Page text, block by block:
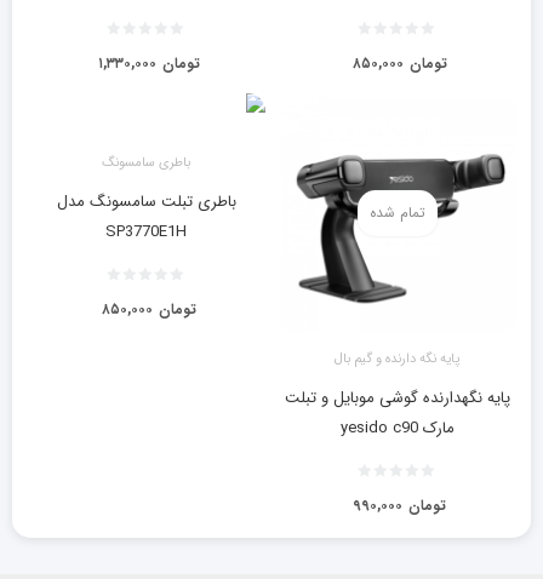
۸۵۰,۰۰۰ تومان ۱,۳۳۰,۰۰۰ تومان
تمام شده
پایه نگه دارنده و گیم بال
پایه نگهدارنده گوشی موبایل و تبلت
مارک yesido c90
۹۹۰,۰۰۰ تومان
باطری سامسونگ
باطری تبلت سامسونگ مدل
SP3770E1H
۸۵۰,۰۰۰ تومان